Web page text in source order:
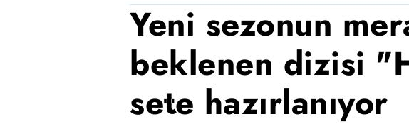
Yeni sezonun
beklenen dizisi
sete hazırlanıyor